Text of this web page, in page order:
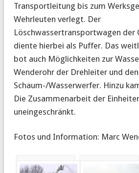
Transportleitung bis zum
Wehrleuten verlegt. Der
Löschwassertransportwagen der
diente hierbei als Puffer. Das
bot auch Möglichkeiten zur
Wenderohr der Drehleiter und den
Schaum-/Wasserwerfer. Hinzu
Die Zusammenarbeit der
uneingeschränkt.
Fotos und Information: Marc